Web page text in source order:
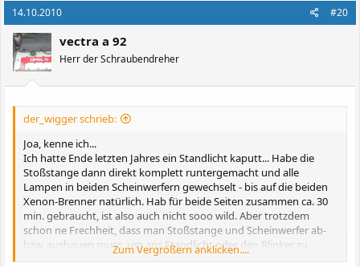
14.10.2010 #20
vectra a 92
Herr der Schraubendreher
der_wigger schrieb:
Joa, kenne ich...
Ich hatte Ende letzten Jahres ein Standlicht kaputt... Habe die
Stoßstange dann direkt komplett runtergemacht und alle
Lampen in beiden Scheinwerfern gewechselt - bis auf die beiden
Xenon-Brenner natürlich. Hab für beide Seiten zusammen ca. 30
min. gebraucht, ist also auch nicht sooo wild. Aber trotzdem
schon ne Frechheit, dass man Stoßstange und Scheinwerfer ab-
bzw. ausbauen muss, um ans Standlicht oder den Blinker zu
Das ist beim Insignia glücklicherweise besser gelöst...
Zum Vergrößern anklicken....